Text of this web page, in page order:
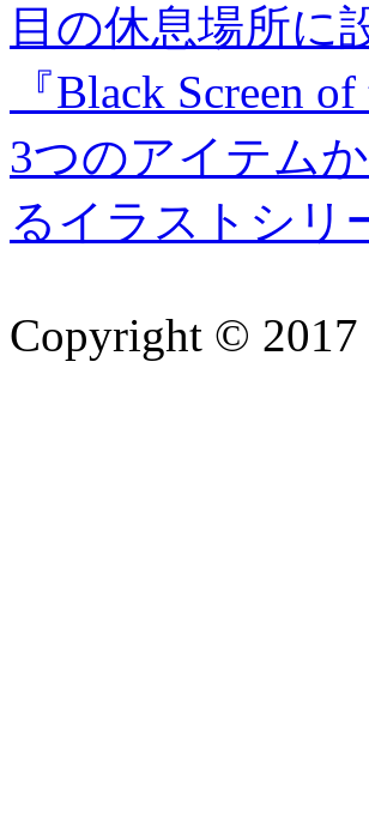
目の休息場所に
『Black Screen
3つのアイテム
るイラストシリ
Copyright © 2017